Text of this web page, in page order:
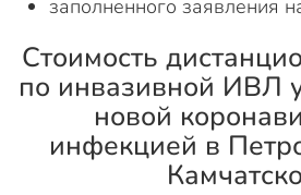
заполненного заявления
Стоимость
по инвазивной ИВЛ
новой
инфекцией в